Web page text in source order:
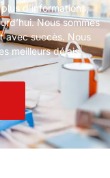
d’informations,
Nous sommes
avec succès. Nous
meilleurs délais.